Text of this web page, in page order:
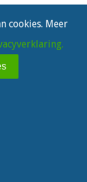
cookies. Meer